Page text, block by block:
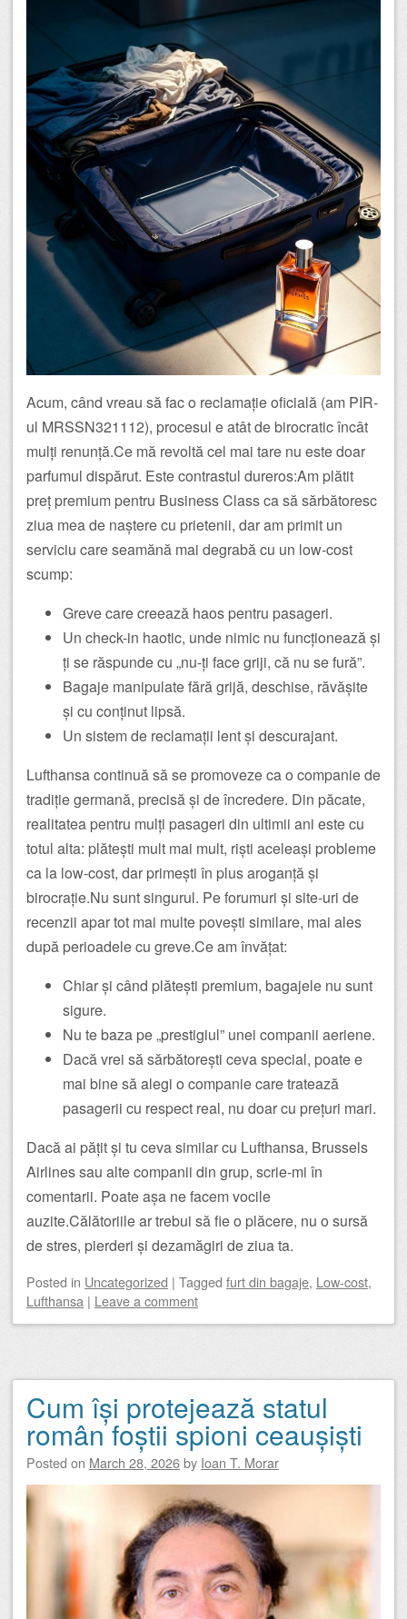
Acum, când vreau să fac o reclamație oficială (am PIR-
ul MRSSN321112), procesul e atât de birocratic încât
mulți renunță.Ce mă revoltă cel mai tare nu este doar
parfumul dispărut. Este contrastul dureros:Am plătit
preț premium pentru Business Class ca să sărbătoresc
ziua mea de naștere cu prietenii, dar am primit un
serviciu care seamănă mai degrabă cu un low-cost
scump:
Greve care creează haos pentru pasageri.
Un check-in haotic, unde nimic nu funcționează și
ți se răspunde cu „nu-ți face griji, că nu se fură”.
Bagaje manipulate fără grijă, deschise, răvășite
și cu conținut lipsă.
Un sistem de reclamații lent și descurajant.
Lufthansa continuă să se promoveze ca o companie de
tradiție germană, precisă și de încredere. Din păcate,
realitatea pentru mulți pasageri din ultimii ani este cu
totul alta: plătești mult mai mult, riști aceleași probleme
ca la low-cost, dar primești în plus aroganță și
birocrație.Nu sunt singurul. Pe forumuri și site-uri de
recenzii apar tot mai multe povești similare, mai ales
după perioadele cu greve.Ce am învățat:
Chiar și când plătești premium, bagajele nu sunt
sigure.
Nu te baza pe „prestigiul” unei companii aeriene.
Dacă vrei să sărbătorești ceva special, poate e
mai bine să alegi o companie care tratează
pasagerii cu respect real, nu doar cu prețuri mari.
Dacă ai pățit și tu ceva similar cu Lufthansa, Brussels
Airlines sau alte companii din grup, scrie-mi în
comentarii. Poate așa ne facem vocile
auzite.Călătoriile ar trebui să fie o plăcere, nu o sursă
de stres, pierderi și dezamăgiri de ziua ta.
Posted in Uncategorized | Tagged furt din bagaje, Low-cost,
Lufthansa | Leave a comment
Cum își protejează statul
român foștii spioni ceaușiști
Posted on March 28, 2026by Ioan T. Morar